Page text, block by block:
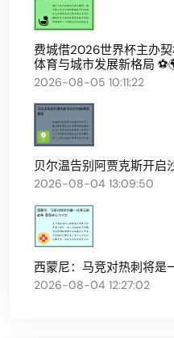
费城借2026世界杯主办
体育与城市发展新格局
2026-08-05 10:11:22
贝尔温告别阿贾克斯开启
2026-08-04 13:09:50
西蒙尼：马竞对热刺将是
2026-08-04 12:27:02